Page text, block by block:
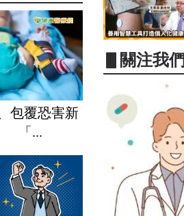
包覆恐害新
「...
▋關注我們